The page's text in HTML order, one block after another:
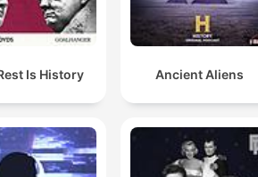
Is History Ancient Aliens